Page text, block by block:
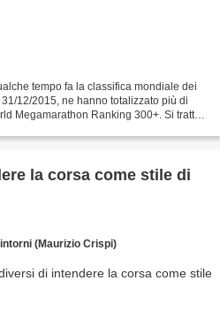
tempo fa la classifica mondiale dei
12/2015, ne hanno totalizzato più di
Megamarathon Ranking 300+. Si tratta
la corsa come stile di
(Maurizio Crispi)